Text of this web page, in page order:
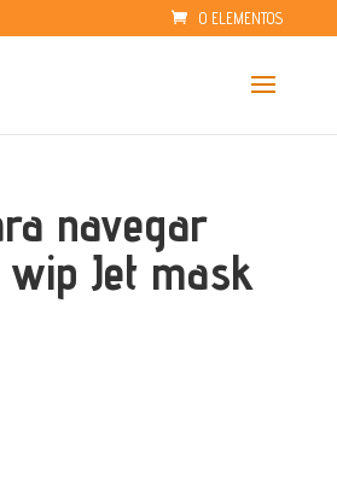
0 ELEMENTOS
navegar
Jet mask